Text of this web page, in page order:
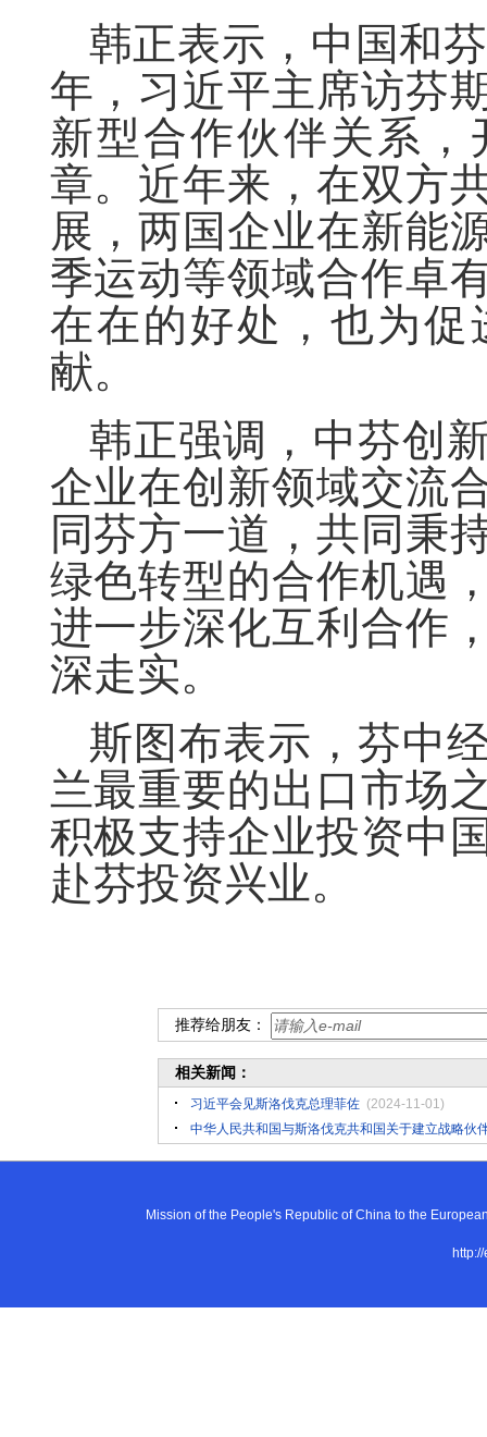
韩正表示，中国和
年，习近平主席访芬
新型合作伙伴关系
章。近年来，在双方
展，两国企业在新能
季运动等领域合作卓
在在的好处，也为
献。
韩正强调，中芬创
企业在创新领域交流
同芬方一道，共同秉
绿色转型的合作机遇
进一步深化互利合作
深走实。
斯图布表示，芬中
兰最重要的出口市场
积极支持企业投资中
赴芬投资兴业。
推荐给朋友：
相关新闻：
习近平会见斯洛伐克总理菲佐 (2024-11-01)
中华人民共和国与斯洛伐克共和国关于建立战略伙
Mission of the People's Republic of China to the